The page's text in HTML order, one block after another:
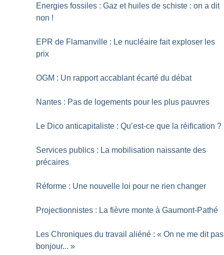
Energies fossiles : Gaz et huiles de schiste : on a dit
non !
EPR de Flamanville : Le nucléaire fait exploser les
prix
OGM : Un rapport accablant écarté du débat
Nantes : Pas de logements pour les plus pauvres
Le Dico anticapitaliste : Qu’est-ce que la réification ?
Services publics : La mobilisation naissante des
précaires
Réforme : Une nouvelle loi pour ne rien changer
Projectionnistes : La fièvre monte à Gaumont-Pathé
Les Chroniques du travail aliéné : « On ne me dit pas
bonjour... »